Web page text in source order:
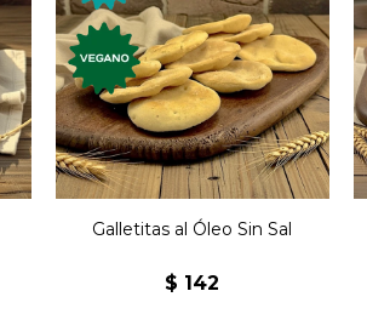
Galletas premium,
veganas, al óleo sin sal.
Nuevos sabores,
elaboradas
artesanalmente
Galletitas al Óleo Sin Sal
$ 142